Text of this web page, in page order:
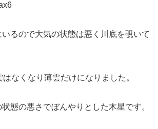
るので大気の状態は悪く川底を覗いて
なくなり薄雲だけになりました。
態の悪さでぼんやりとした木星です。